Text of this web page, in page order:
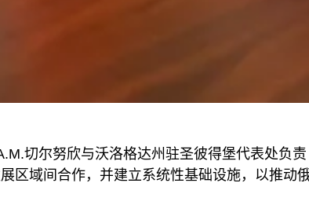
切尔努欣与沃洛格达州驻圣彼得堡代表处负责
区域间合作，并建立系统性基础设施，以推动